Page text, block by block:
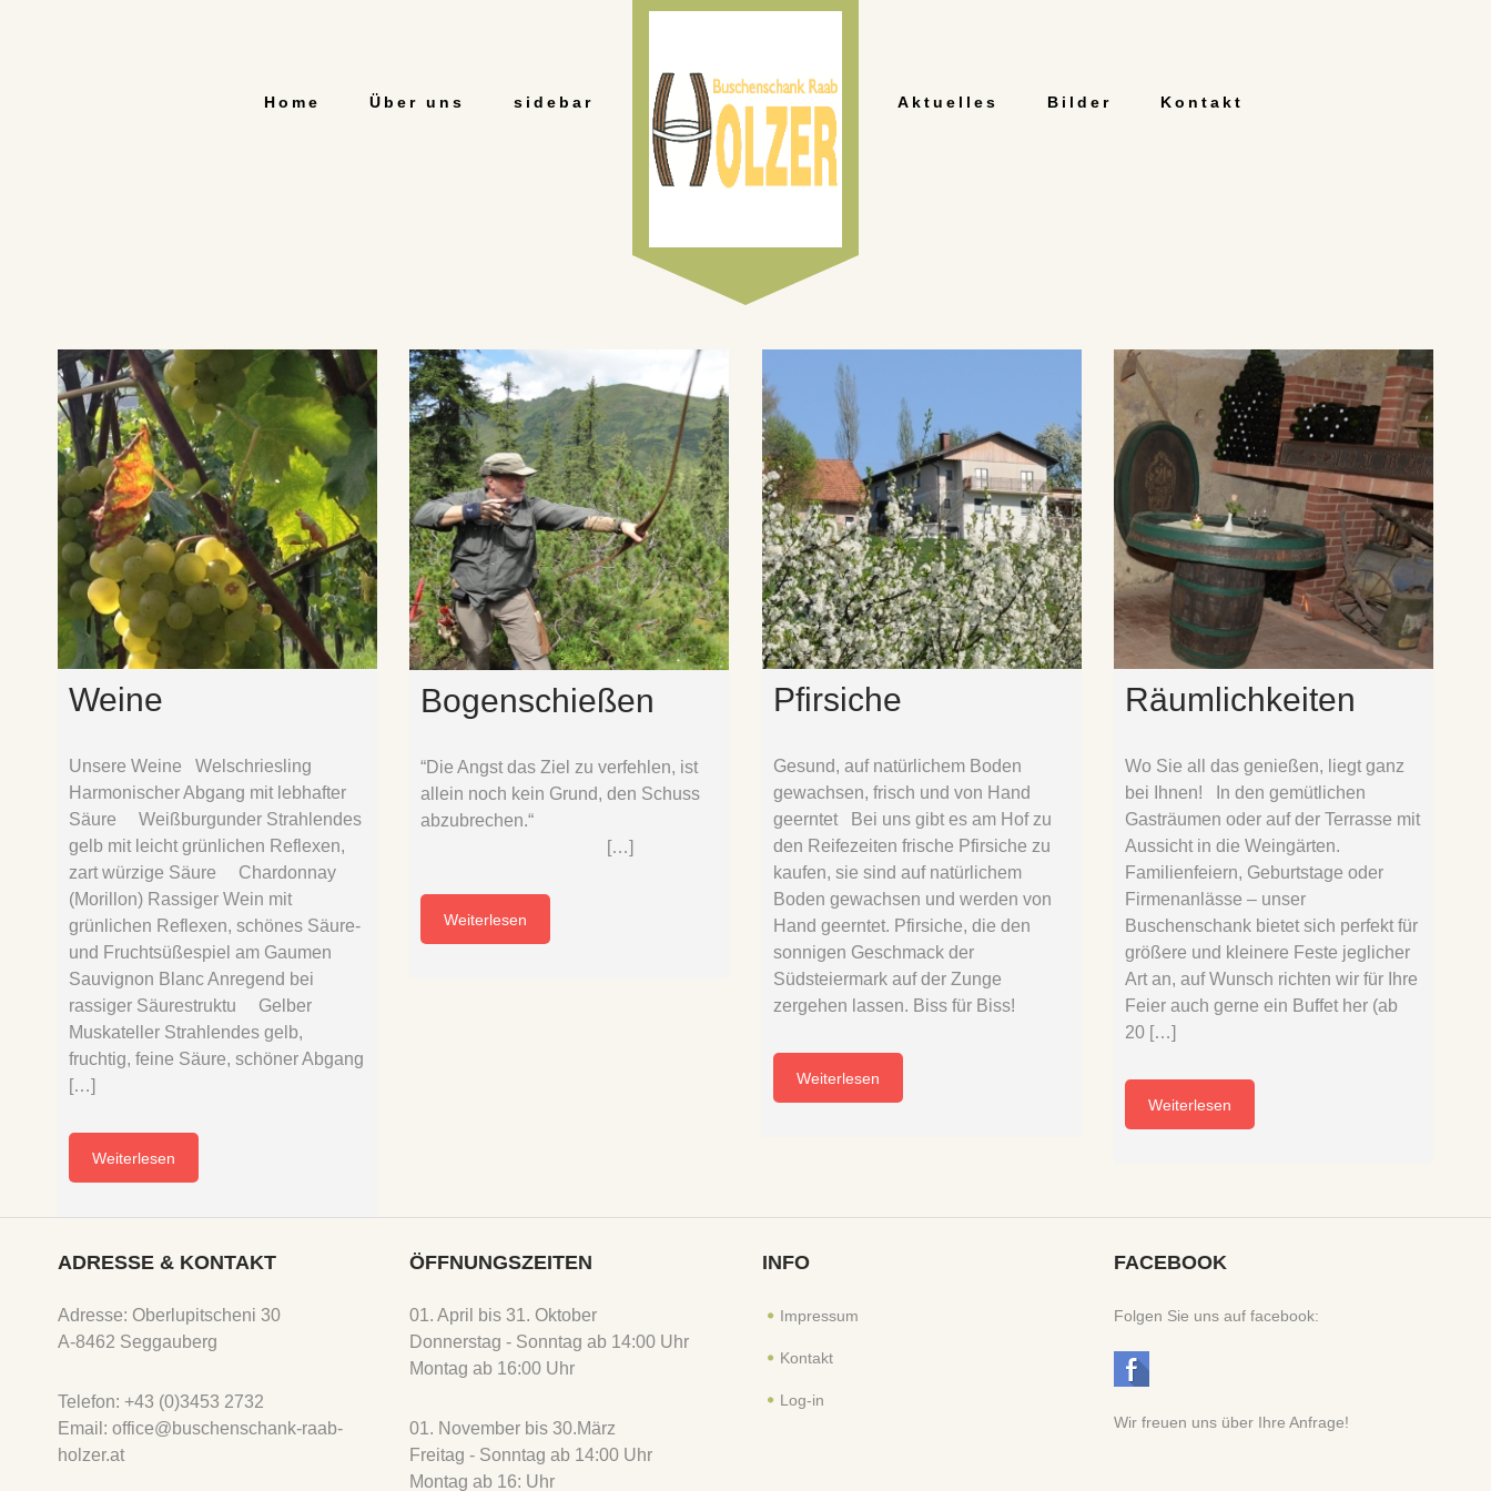
Home Über uns sidebar Aktuelles Bilder Kontakt
Weine
Unsere Weine Welschriesling
Harmonischer Abgang mit lebhafter
Säure Weißburgunder Strahlendes
gelb mit leicht grünlichen Reflexen,
zart würzige Säure Chardonnay
(Morillon) Rassiger Wein mit
grünlichen Reflexen, schönes Säure-
und Fruchtsüßespiel am Gaumen
Sauvignon Blanc Anregend bei
rassiger Säurestruktu Gelber
Muskateller Strahlendes gelb,
fruchtig, feine Säure, schöner Abgang
[…]
Weiterlesen
Bogenschießen
“Die Angst das Ziel zu verfehlen, ist
allein noch kein Grund, den Schuss
abzubrechen.“
[…]
Weiterlesen
Pfirsiche
Gesund, auf natürlichem Boden
gewachsen, frisch und von Hand
geerntet Bei uns gibt es am Hof zu
den Reifezeiten frische Pfirsiche zu
kaufen, sie sind auf natürlichem
Boden gewachsen und werden von
Hand geerntet. Pfirsiche, die den
sonnigen Geschmack der
Südsteiermark auf der Zunge
zergehen lassen. Biss für Biss!
Weiterlesen
Räumlichkeiten
Wo Sie all das genießen, liegt ganz
bei Ihnen! In den gemütlichen
Gasträumen oder auf der Terrasse mit
Aussicht in die Weingärten.
Familienfeiern, Geburtstage oder
Firmenanlässe – unser
Buschenschank bietet sich perfekt für
größere und kleinere Feste jeglicher
Art an, auf Wunsch richten wir für Ihre
Feier auch gerne ein Buffet her (ab
20 […]
Weiterlesen
ADRESSE & KONTAKT
Adresse: Oberlupitscheni 30
A-8462 Seggauberg
Telefon: +43 (0)3453 2732
Email: office@buschenschank-raab-
holzer.at
ÖFFNUNGSZEITEN
01. April bis 31. Oktober
Donnerstag - Sonntag ab 14:00 Uhr
Montag ab 16:00 Uhr
01. November bis 30.März
Freitag - Sonntag ab 14:00 Uhr
Montag ab 16: Uhr
INFO
Impressum
Kontakt
Log-in
FACEBOOK
Folgen Sie uns auf facebook:
Wir freuen uns über Ihre Anfrage!